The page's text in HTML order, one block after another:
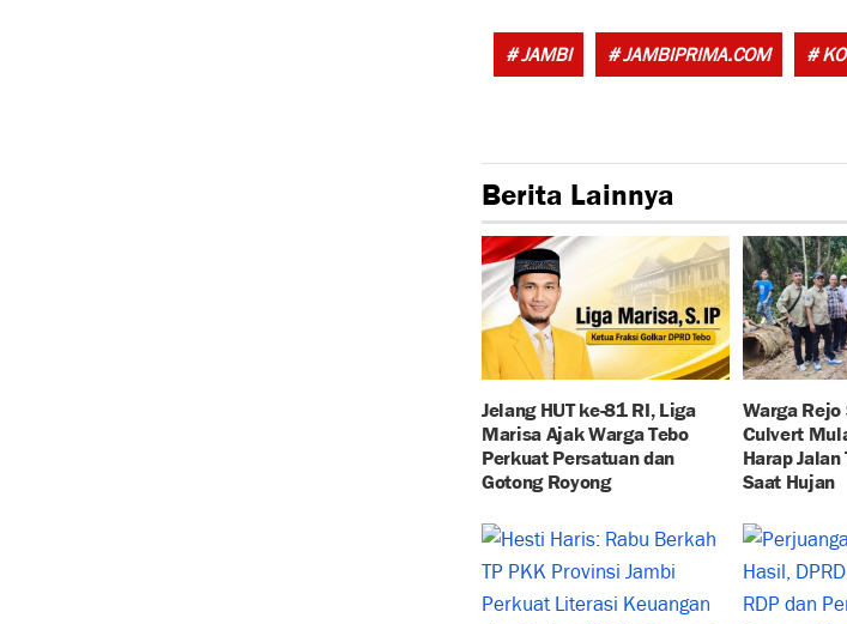
# JAMBI # JAMBIPRIMA.COM #
Berita Lainnya
Jelang HUT ke-81 RI, Liga
Marisa Ajak Warga Tebo
Perkuat Persatuan dan
Gotong Royong
Warga
Culvert
Harap
Saat Hujan